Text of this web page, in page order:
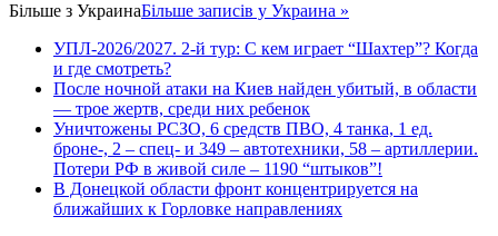
Більше з УкраинаБільше записів у Украина »
УПЛ-2026/2027. 2-й тур: С кем играет “Шахтер”? Когда
и где смотреть?
После ночной атаки на Киев найден убитый, в области
— трое жертв, среди них ребенок
Уничтожены РСЗО, 6 средств ПВО, 4 танка, 1 ед.
броне-, 2 – спец- и 349 – автотехники, 58 – артиллерии.
Потери РФ в живой силе – 1190 “штыков”!
В Донецкой области фронт концентрируется на
ближайших к Горловке направлениях